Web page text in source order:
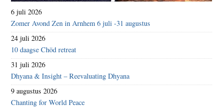
6 juli 2026
Zomer Avond Zen in Arnhem 6 juli -31 augustus
24 juli 2026
10 daagse Chöd retreat
31 juli 2026
Dhyana & Insight – Reevaluating Dhyana
9 augustus 2026
Chanting for World Peace